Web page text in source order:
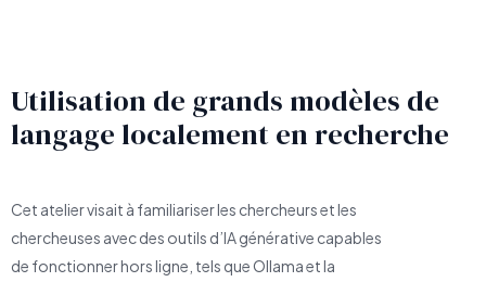
Utilisation de grands modèles de
langage localement en recherche
Cet atelier visait à familiariser les chercheurs et les
chercheuses avec des outils d’IA générative capables
de fonctionner hors ligne, tels que Ollama et la